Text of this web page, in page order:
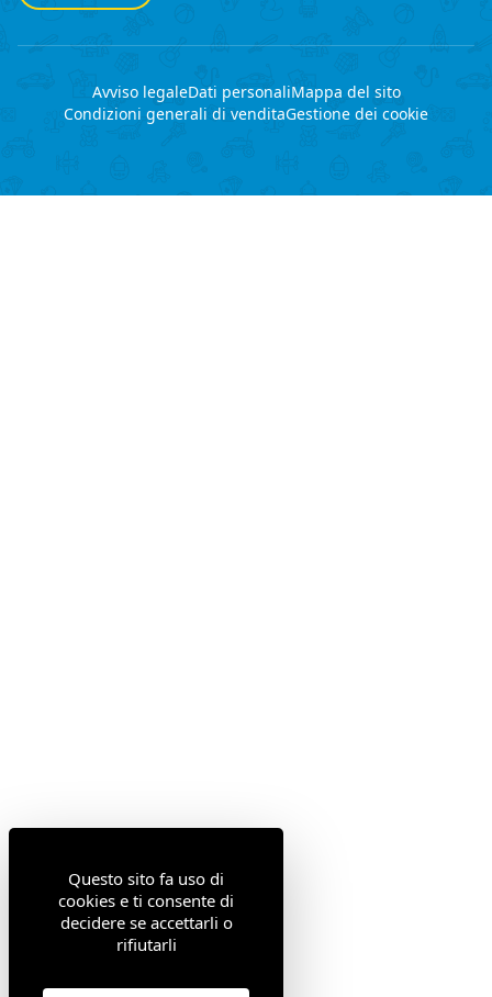
Avviso legaleDati personaliMappa del sito
Condizioni generali di venditaGestione dei cookie
Questo sito fa uso di
cookies e ti consente di
decidere se accettarli o
rifiutarli